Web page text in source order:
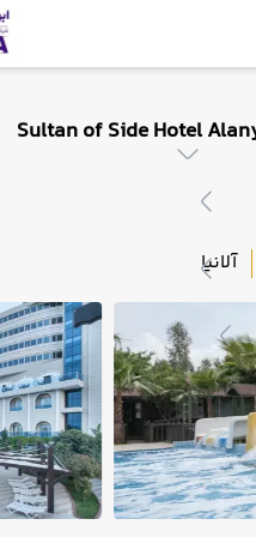
آلانیا